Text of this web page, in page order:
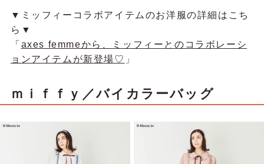
▼ミッフィーコラボアイテムのお洋服の詳細はこち
ら▼
「 axes femmeから、ミッフィーとのコラボレーシ
ョンアイテムが新登場♡ 」
ｍｉｆｆｙ／バイカラーバッグ